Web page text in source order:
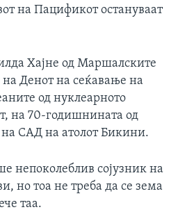
на Пацификот остануваат
Хајне од Маршалските
Денот на сеќавање на
од нуклеарното
на 70-годишнината од
САД на атолот Бикини.
непоколеблив сојузник на
но тоа не треба да се зема
таа.